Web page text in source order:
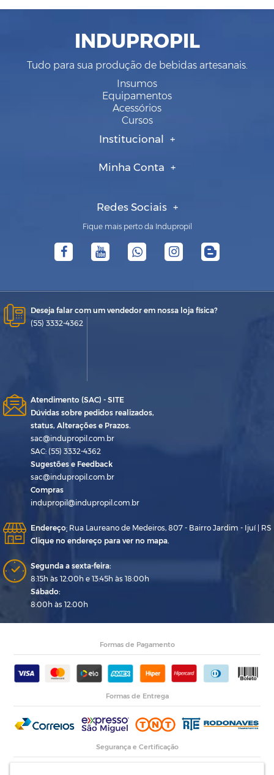
INDUPROPIL
Tudo para sua produção de bebidas artesanais.
Insumos
Equipamentos
Acessórios
Cursos
Institucional
Minha Conta
Redes Sociais
Fique mais perto da Indupropil
Deseja falar com um vendedor em nossa loja física?
(55) 3332-4362
Atendimento (SAC) - SITE
Dúvidas sobre pedidos realizados,
status, Alterações e Prazos.
sac@indupropil.com.br
SAC: (55) 3332-4362
Sugestões e Feedback
sac@indupropil.com.br
Compras
indupropil@indupropil.com.br
Endereço: Rua Laureano de Medeiros, 807 - Bairro Jardim - Ijuí | RS
Clique no endereço para ver no mapa.
Segunda a sexta-feira:
8:15h às 12:00h e 13:45h às 18:00h
Sábado:
8:00h às 12:00h
Formas de Pagamento
Formas de Entrega
Segurança e Certificação